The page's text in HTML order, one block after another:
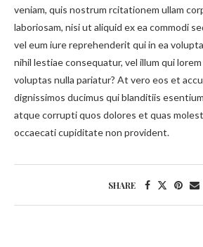
veniam, quis nostrum rcitationem ullam
laboriosam, nisi ut aliquid ex ea commodi
vel eum iure reprehenderit qui in ea
nihil lestiae consequatur, vel illum qui
voluptas nulla pariatur? At vero eos et
dignissimos ducimus qui blanditiis
atque corrupti quos dolores et quas
occaecati cupiditate non provident.
SHARE